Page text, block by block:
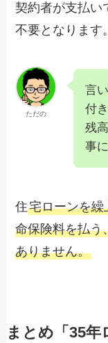
契約者が支払い
不要となります。
ただの
言
付
残
事
住宅ローンを繰
命保険料を払う
ありません。
まとめ「35年